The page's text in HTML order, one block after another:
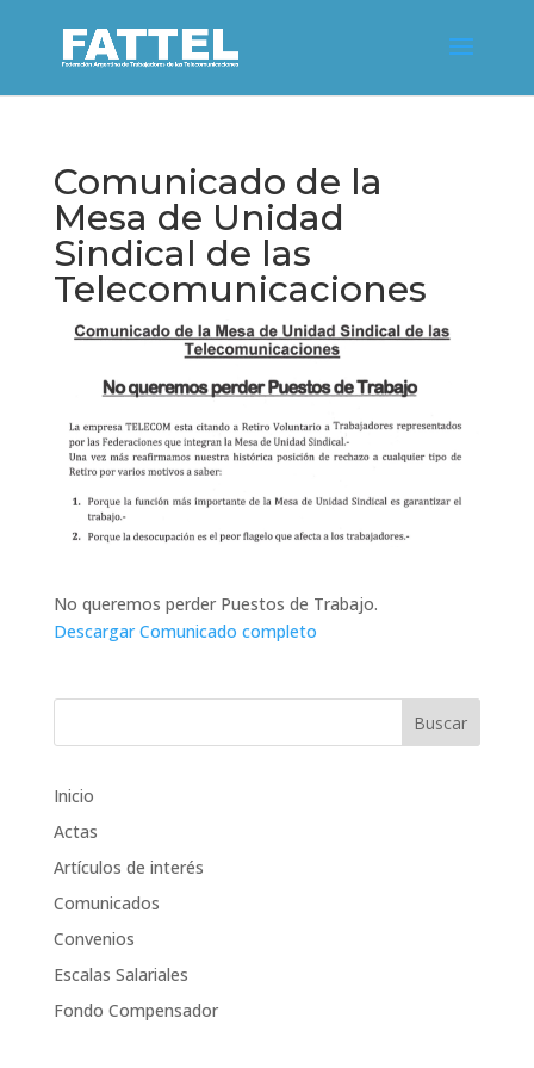
Comunicado de la
Mesa de Unidad
Sindical de las
Telecomunicaciones
No queremos perder Puestos de Trabajo.
Descargar Comunicado completo
Inicio
Actas
Artículos de interés
Comunicados
Convenios
Escalas Salariales
Fondo Compensador